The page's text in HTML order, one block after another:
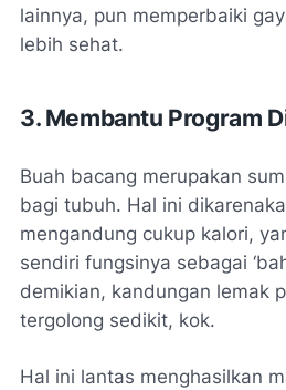
lainnya, pun memperbaiki
lebih sehat.
3. Membantu Program
Buah bacang merupakan
bagi tubuh. Hal ini
mengandung cukup kalori,
sendiri fungsinya sebagai
demikian, kandungan lemak
tergolong sedikit, kok.
Hal ini lantas menghasilkan